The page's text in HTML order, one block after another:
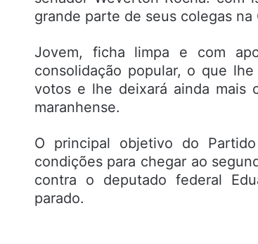
grande parte de seus colegas na
Jovem, ficha limpa e com
consolidação popular, o que
votos e lhe deixará ainda mais
maranhense.
O principal objetivo do
condições para chegar ao
contra o deputado federal
parado.